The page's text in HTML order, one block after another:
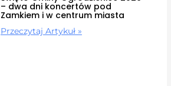
– dwa dni koncertów pod
Zamkiem i w centrum miasta
Przeczytaj Artykuł »